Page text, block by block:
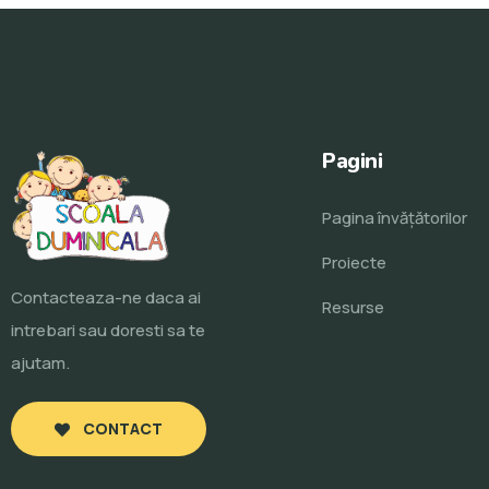
Contacteaza-ne daca ai
intrebari sau doresti sa te
ajutam.
CONTACT
Pagini
Pagina învăţătorilor
Proiecte
Resurse